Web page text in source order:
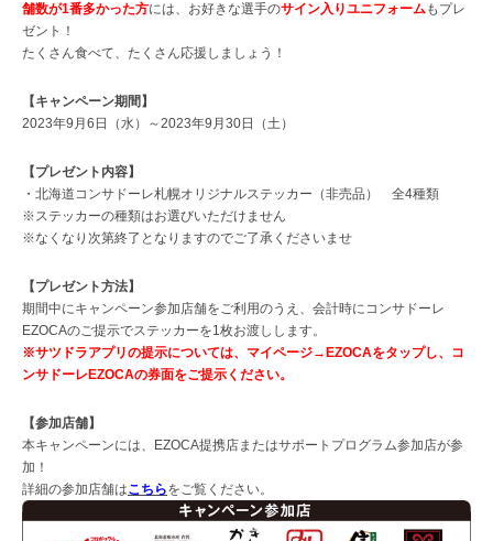
舗数が1番多かった方には、お好きな選手のサイン入りユニフォームもプレ
ゼント！
たくさん食べて、たくさん応援しましょう！
【キャンペーン期間】
2023年9月6日（水）～2023年9月30日（土）
【プレゼント内容】
・北海道コンサドーレ札幌オリジナルステッカー（非売品） 全4種類
※ステッカーの種類はお選びいただけません
※なくなり次第終了となりますのでご了承くださいませ
【プレゼント方法】
期間中にキャンペーン参加店舗をご利用のうえ、会計時にコンサドーレ
EZOCAのご提示でステッカーを1枚お渡しします。
※サツドラアプリの提示については、マイページ→ EZOCAをタップし、 コ
ンサドーレEZOCAの券面をご提示ください。
【参加店舗】
本キャンペーンには、EZOCA提携店またはサポートプログラム参加店が参
加！
詳細の参加店舗はこちらをご覧ください。